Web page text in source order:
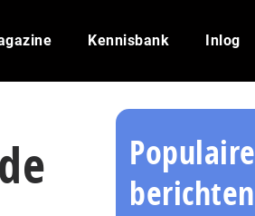
Kennisbank Inlog
Populaire
berichten